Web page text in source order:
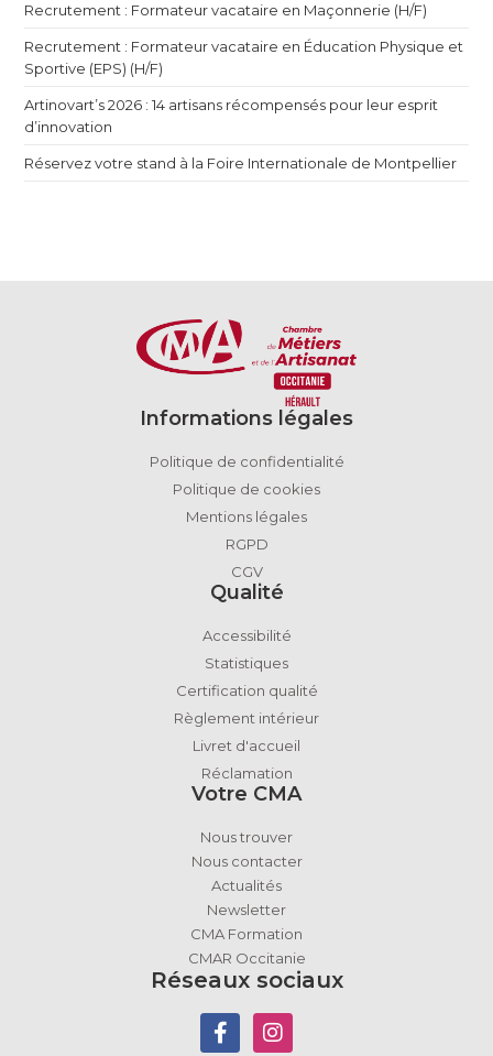
Recrutement : Formateur vacataire en Maçonnerie (H/F)
Recrutement : Formateur vacataire en Éducation Physique et
Sportive (EPS) (H/F)
Artinovart’s 2026 : 14 artisans récompensés pour leur esprit
d’innovation
Réservez votre stand à la Foire Internationale de Montpellier
Informations légales
Politique de confidentialité
Politique de cookies
Mentions légales
RGPD
CGV
Qualité
Accessibilité
Statistiques
Certification qualité
Règlement intérieur
Livret d'accueil
Réclamation
Votre CMA
Nous trouver
Nous contacter
Actualités
Newsletter
CMA Formation
CMAR Occitanie
Réseaux sociaux